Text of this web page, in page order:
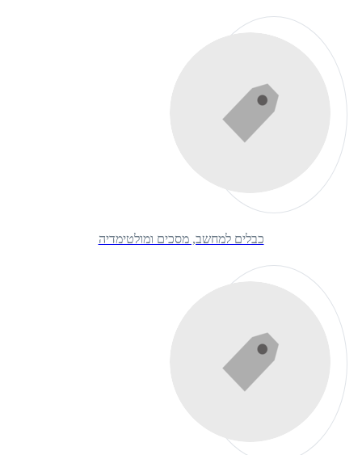
כבלים למחשב, מסכים ומולטימדיה